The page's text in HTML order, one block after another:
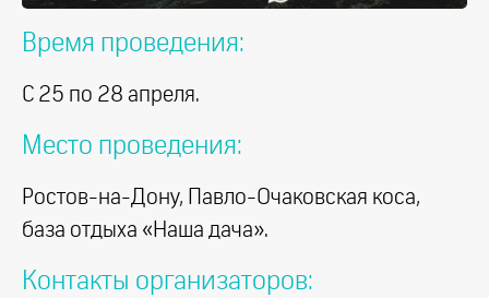
Время проведения:
С 25 по 28 апреля.
Место проведения:
Ростов-на-Дону, Павло-Очаковская коса,
база отдыха «Наша дача».
Контакты организаторов: